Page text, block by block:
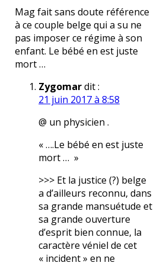
Mag fait sans doute référence
à ce couple belge qui a su ne
pas imposer ce régime à son
enfant. Le bébé en est juste
mort …
Zygomardit :
21 juin 2017 à 8:58
@ un physicien .
« ….Le bébé en est juste
mort … »
>>> Et la justice (?) belge
a d’ailleurs reconnu, dans
sa grande mansuétude et
sa grande ouverture
d’esprit bien connue, la
caractère véniel de cet
« incident » en ne